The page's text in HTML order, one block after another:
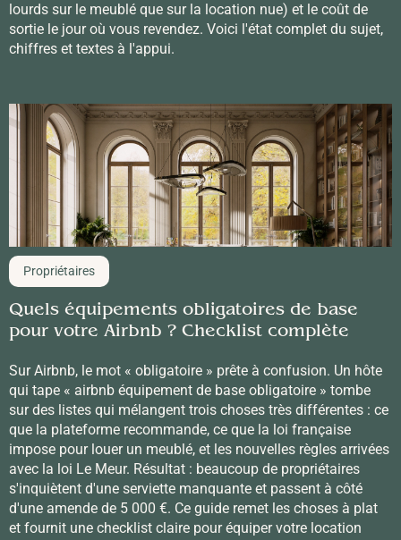
lourds sur le meublé que sur la location nue) et le coût de
sortie le jour où vous revendez. Voici l'état complet du sujet,
chiffres et textes à l'appui.
Propriétaires
Quels équipements obligatoires de base
pour votre Airbnb ? Checklist complète
Sur Airbnb, le mot « obligatoire » prête à confusion. Un hôte
qui tape « airbnb équipement de base obligatoire » tombe
sur des listes qui mélangent trois choses très différentes : ce
que la plateforme recommande, ce que la loi française
impose pour louer un meublé, et les nouvelles règles arrivées
avec la loi Le Meur. Résultat : beaucoup de propriétaires
s'inquiètent d'une serviette manquante et passent à côté
d'une amende de 5 000 €. Ce guide remet les choses à plat
et fournit une checklist claire pour équiper votre location